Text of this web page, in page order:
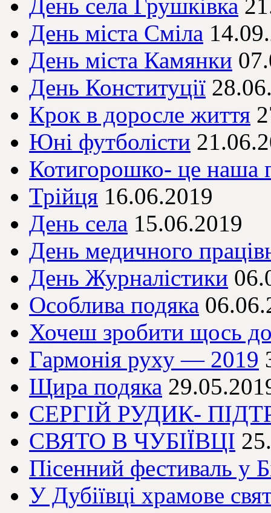
День села Грушківка
День міста Сміла
День міста Камянки
День Конституції
Крок в доросле життя
Юні футболісти
Котигорошко- це наша
Трійця 16.06.2019
День села 15.06.2019
День медичного
День Журналістики
Особлива подяка
Хочеш зробити щось
Гармонія руху — 2019
Щира подяка
СЕРГІЙ РУДИК-
СВЯТО В ЧУБІЇВЦІ
Пісенний фестиваль у
У Дубіївці храмове